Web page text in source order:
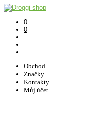
0
0
Obchod
Značky
Kontakty
Můj účet